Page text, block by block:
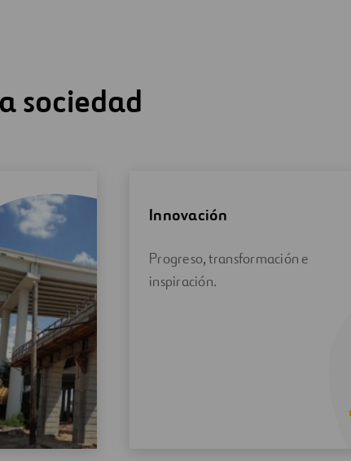
sociedad
Innovación
Progreso, transformación e
inspiración.